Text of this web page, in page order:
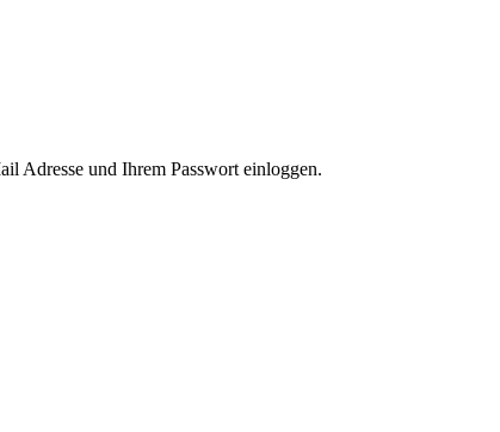
Adresse und Ihrem Passwort einloggen.